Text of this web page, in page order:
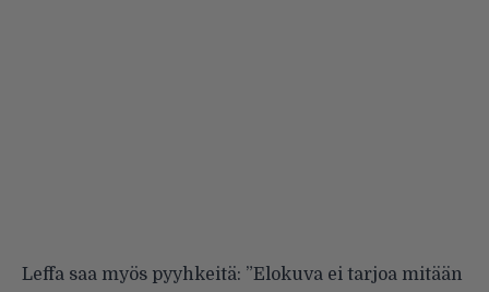
Leffa saa myös pyyhkeitä: ”Elokuva ei tarjoa mitään